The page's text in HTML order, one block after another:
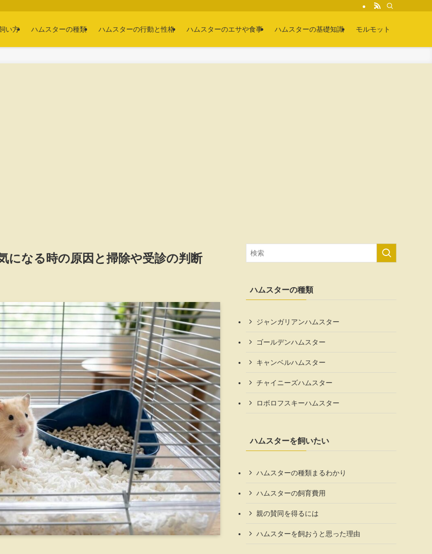
い方 ハムスターの種類 ハムスターの行動と性格 ハムスターのエサや食事 ハムスターの基礎知識 モルモット
になる時の原因と掃除や受診の判断
ハムスターの種類
ジャンガリアンハムスター
ゴールデンハムスター
キャンベルハムスター
チャイニーズハムスター
ロボロフスキーハムスター
ハムスターを飼いたい
ハムスターの種類まるわかり
ハムスターの飼育費用
親の賛同を得るには
ハムスターを飼おうと思った理由